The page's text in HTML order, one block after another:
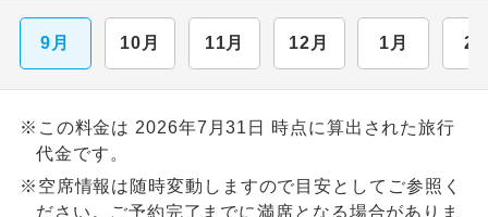
9月 10月 11月 12月 1月 2
※この料金は 2026年7月31日 時点に算出された旅行
代金です。
※空席情報は随時変動しますので目安としてご参照く
ださい。ご予約完了までに満席となる場合がありま